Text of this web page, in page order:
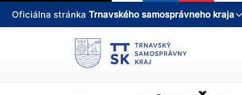
Oficiálna stránka Trnavského samosprávneho kraja